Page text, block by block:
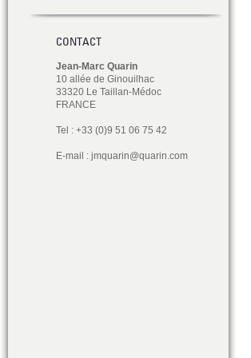
CONTACT
Jean-Marc Quarin
10 allée de Ginouilhac
33320 Le Taillan-Médoc
FRANCE
Tel : +33 (0)9 51 06 75 42
E-mail : jmquarin@quarin.com